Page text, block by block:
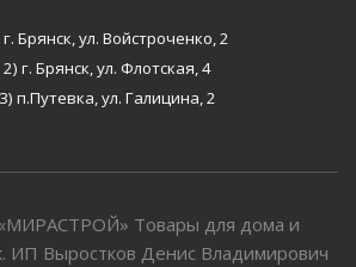
г. Брянск, ул. Войстроченко, 2
2) г. Брянск, ул. Флотская, 4
3) п.Путевка, ул. Галицина, 2
Товары для дома и
ИП Выростков Денис Владимирович